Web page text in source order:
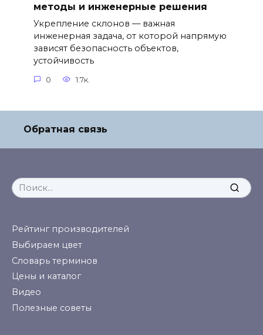
методы и инженерные решения
Укрепление склонов — важная
инженерная задача, от которой напрямую
зависят безопасность объектов,
устойчивость
0 1.7к.
Обратная связь
Search
for:
Рейтинг производителей
Выбираем цвет
Словарь терминов
Цены и каталог
Видео
Полезные советы